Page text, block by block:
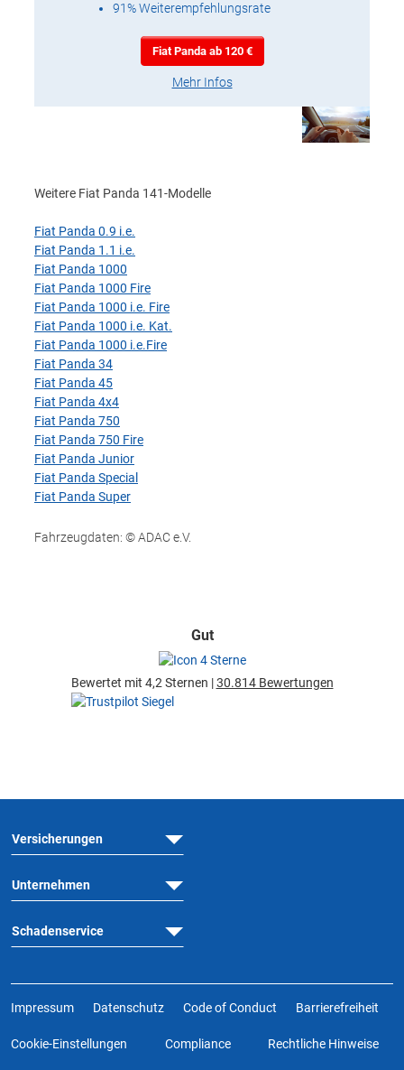
91% Weiterempfehlungsrate
Fiat Panda ab 120 €
Mehr Infos
Weitere Fiat Panda 141-Modelle
Fiat Panda 0.9 i.e.
Fiat Panda 1.1 i.e.
Fiat Panda 1000
Fiat Panda 1000 Fire
Fiat Panda 1000 i.e. Fire
Fiat Panda 1000 i.e. Kat.
Fiat Panda 1000 i.e.Fire
Fiat Panda 34
Fiat Panda 45
Fiat Panda 4x4
Fiat Panda 750
Fiat Panda 750 Fire
Fiat Panda Junior
Fiat Panda Special
Fiat Panda Super
Fahrzeugdaten: © ADAC e.V.
Gut
Bewertet mit 4,2 Sternen |30.814 Bewertungen
Versicherungen
Unternehmen
Schadenservice
Impressum Datenschutz Code of Conduct Barrierefreiheit
Cookie-Einstellungen Compliance Rechtliche Hinweise